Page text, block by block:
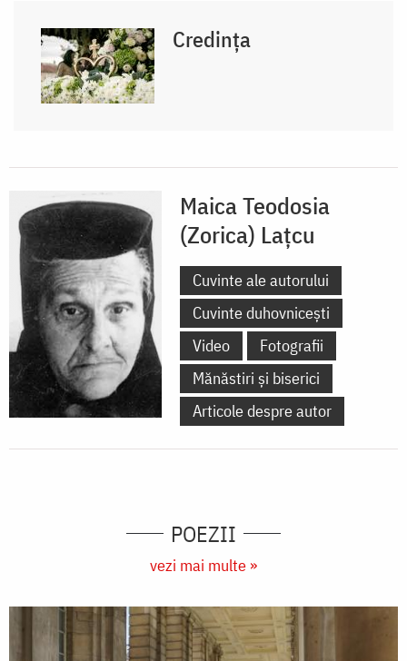
Credința
Maica Teodosia
(Zorica) Lațcu
Cuvinte ale autorului
Cuvinte duhovnicești
Video
Fotografii
Mănăstiri și biserici
Articole despre autor
POEZII
vezi mai multe »